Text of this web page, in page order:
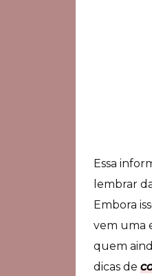
Essa
lembrar
Embora
vem uma
quem
dicas de